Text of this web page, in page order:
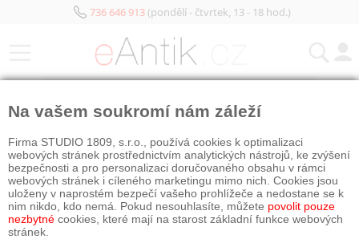
736 646 913(pondělí - čtvrtek, 13 - 18 hod.)
Na vašem soukromí nám záleží
Firma STUDIO 1809, s.r.o., používá cookies k optimalizaci
webových stránek prostřednictvím analytických nástrojů, ke zvýšení
bezpečnosti a pro personalizaci doručovaného obsahu v rámci
webových stránek i cíleného marketingu mimo nich. Cookies jsou
uloženy v naprostém bezpečí vašeho prohlížeče a nedostane se k
nim nikdo, kdo nemá. Pokud nesouhlasíte, můžete povolit pouze
nezbytné cookies, které mají na starost základní funkce webových
stránek.